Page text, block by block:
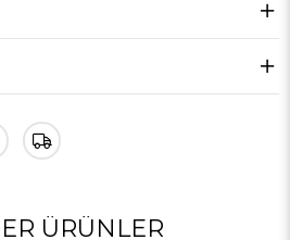
ÜRÜNLER